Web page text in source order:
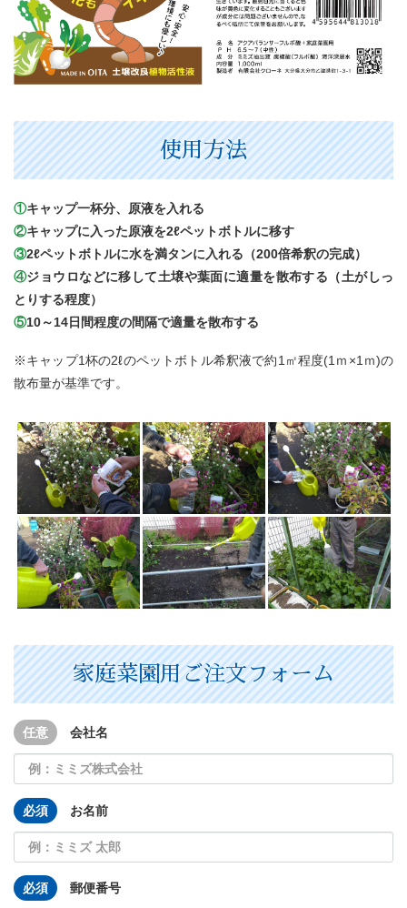
使用方法
①キャップ一杯分、原液を入れる
②キャップに入った原液を2ℓペットボトルに移す
③2ℓペットボトルに水を満タンに入れる（200倍希釈の完成）
④ジョウロなどに移して土壌や葉面に適量を散布する（土がしっ
とりする程度）
⑤10～14日間程度の間隔で適量を散布する
※キャップ1杯の2ℓのペットボトル希釈液で約1㎡程度(1ｍ×1ｍ)の
散布量が基準です。
家庭菜園用ご注文フォーム
任意 会社名
必須 お名前
必須 郵便番号